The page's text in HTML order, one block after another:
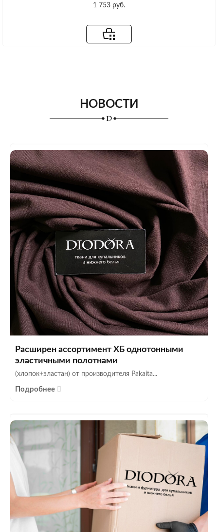
1 753 руб.
НОВОСТИ
Расширен ассортимент ХБ однотонными
эластичными полотнами
(хлопок+эластан) от производителя Pakaita...
Подробнее